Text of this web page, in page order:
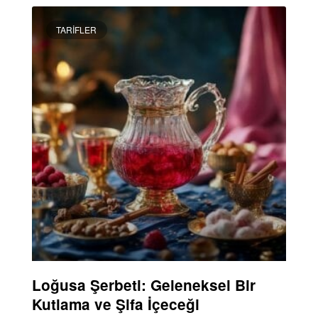
TARIFLER
Loğusa Şerbeti: Geleneksel Bir
Kutlama ve Şifa İçeceği